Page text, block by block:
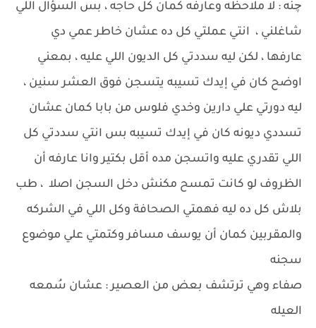
چنه : لا ملاحظه وعارفه كمان كل حاجه ، بس السؤال اللي
شاغلني ، انتي عملتي كل ده عشان خاطر عمي دي
عارفها ، لكن ليه سددتي كل الديون اللي عليه ، بمعني
اوضح كان في إيدك تسيبه يتسجن فوق العشر سنين ،
ليه دورتي علي دارين وخدي فلوس من بابا كمان عشان
تسددي ديونه كان في إيدك تسيبه بس انتي سددتي كل
اللي تقدري عليه واتسجن مده أقل بكتير وانا عارفه أن
الظروف لو كانت تمسح مكنش دخل السجن اصلا ، طب
بلاش كل ده ليه فهمتي الصحافة وكل اللي في الشركه
والمقربين كمان أن يوسف مسافر وكتمتي علي موضوع
سجنه
صفاء وهي ترتشف بعض من العصير : عشان سُمعه
العيله